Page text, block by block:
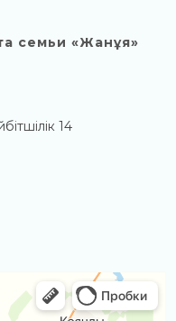
семьи «Жанұя»
14